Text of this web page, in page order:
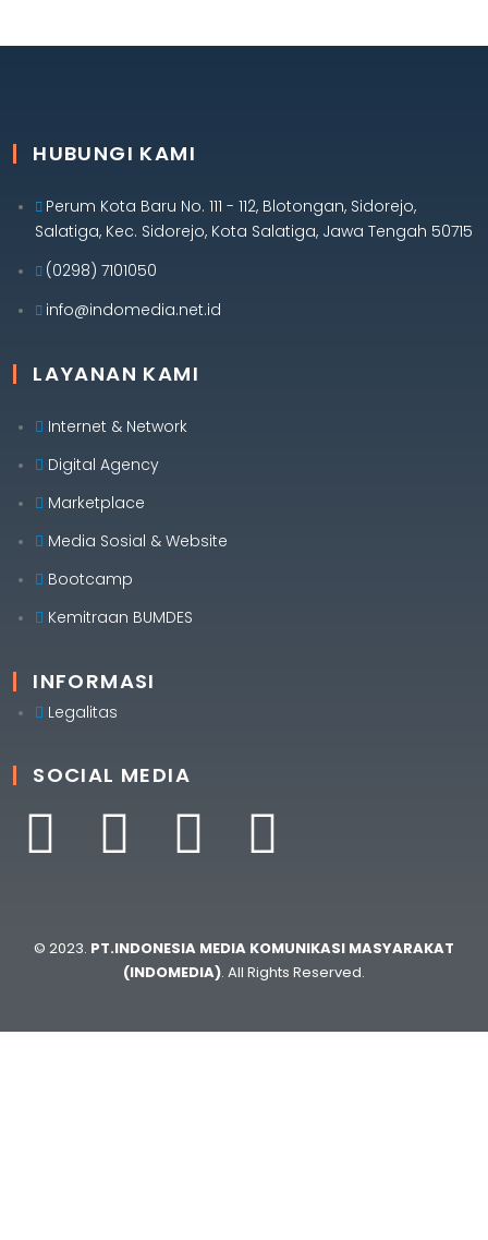
HUBUNGI KAMI
Perum Kota Baru No. 111 - 112, Blotongan, Sidorejo,
Salatiga, Kec. Sidorejo, Kota Salatiga, Jawa Tengah 50715
(0298) 7101050
info@indomedia.net.id
LAYANAN KAMI
Internet & Network
Digital Agency
Marketplace
Media Sosial & Website
Bootcamp
Kemitraan BUMDES
INFORMASI
Legalitas
SOCIAL MEDIA
© 2023. PT.INDONESIA MEDIA KOMUNIKASI MASYARAKAT
(INDOMEDIA). All Rights Reserved.